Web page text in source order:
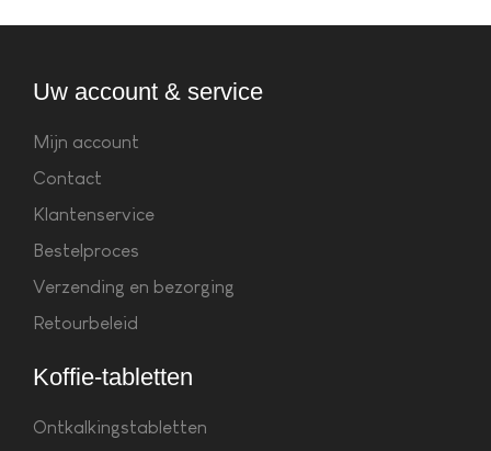
Uw account & service
Mijn account
Contact
Klantenservice
Bestelproces
Verzending en bezorging
Retourbeleid
Koffie-tabletten
Ontkalkingstabletten